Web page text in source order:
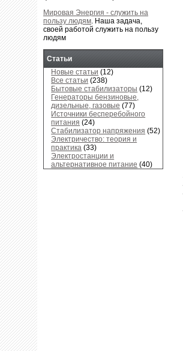
Мировая Энергия - служить на
пользу людям. Наша задача,
своей работой служить на пользу
людям
Статьи
Новые статьи (12)
Все статьи (238)
Бытовые стабилизаторы (12)
Генераторы бензиновые,
дизельные, газовые (77)
Источники бесперебойного
питания (24)
Стабилизатор напряжения (52)
Электричество: теория и
практика (33)
Электростанции и
альтернативное питание (40)